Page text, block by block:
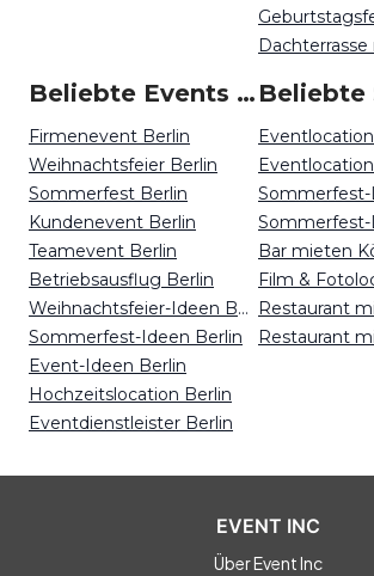
Beliebte Events in Berlin
Firmenevent Berlin
Weihnachtsfeier Berlin
Sommerfest Berlin
Kundenevent Berlin
Teamevent Berlin
Betriebsausflug Berlin
Weihnachtsfeier-Ideen Berlin
Sommerfest-Ideen Berlin
Event-Ideen Berlin
Hochzeitslocation Berlin
Eventdienstleister Berlin
Bar mieten
EVENT INC
Über Event Inc